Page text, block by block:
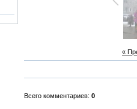
«
Всего комментариев: 0